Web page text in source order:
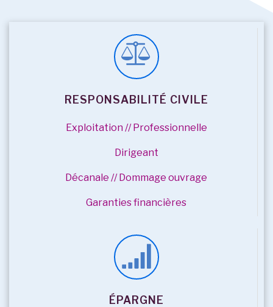
RESPONSABILITÉ CIVILE
Exploitation // Professionnelle
Dirigeant
Décanale // Dommage ouvrage
Garanties financières
ÉPARGNE